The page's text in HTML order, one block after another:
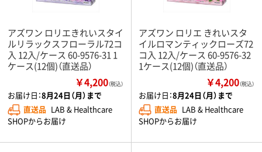
アズワン ロリエきれいスタイ
ルリラックスフローラル72コ
入 12入/ケース 60-9576-31 1
ケース(12個)（直送品）
￥4,200（税込）
お届け日：8月24日（月）まで
直送品 LAB & Healthcare
SHOPからお届け
アズワン ロリエ きれいスタ
イルロマンティックローズ72
コ入 12入/ケース 60-9576-32
1ケース(12個)（直送品）
￥4,200（税込）
お届け日：8月24日（月）まで
直送品 LAB & Healthcare
SHOPからお届け